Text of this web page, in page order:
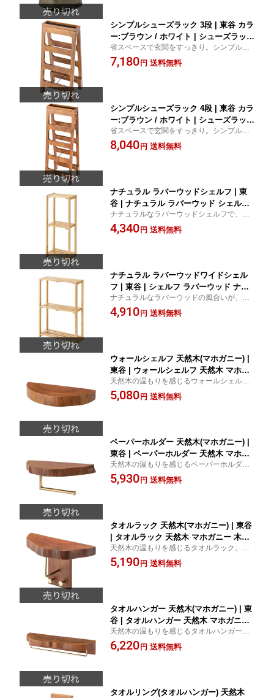
シンプルシューズラック 3段 | 東谷 カラ
ー:ブラウン / ホワイト | シューズラック
3段ラック 玄関収納 木製ラック 省スペ
ース インテリア 整理整頓 靴収納 多機
省スペースで玄関をすっきり。シンプルシ
ューズラック3段で整理整頓。
7,180円 送料無料
シンプルシューズラック 4段 | 東谷 カラ
ー:ブラウン / ホワイト | シューズラック
4段シューズラック 木製シューズラック
玄関収納 省スペース収納 おしゃれ収納
省スペースで玄関をすっきり。シンプルシ
ューズラック4段でおしゃれに収納。
8,040円 送料無料
ナチュラル ラバーウッドシェルフ | 東
谷 | ナチュラル ラバーウッド シェルフ
収納 インテリア 家具 エコフレンドリー
軽量 多機能 シンプルデザイン モダン
ナチュラルなラバーウッドシェルフで、シ
ンプルな美しさをお部屋に。どんなインテ
リアにもマッチします。
4,340円 送料無料
ナチュラル ラバーウッドワイドシェル
フ | 東谷 | シェルフ ラバーウッド ナチ
ュラル 収納 家具 インテリア シンプル
デザイン 組み立て簡単 軽量 多用途 コ
ナチュラルなラバーウッドの風合いが、お
部屋に温かみをプラス。シンプルで美しい
デザイン。
4,910円 送料無料
ウォールシェルフ 天然木(マホガニー) |
東谷 | ウォールシェルフ 天然木 マホガ
ニー インテリア 収納 壁掛け シンプル
デザイン 高級感 おしゃれ 実用的 耐久
天然木の温もりを感じるウォールシェル
フ。シンプルで美しいデザインが魅力で
す。
5,080円 送料無料
ペーパーホルダー 天然木(マホガニー) |
東谷 | ペーパーホルダー 天然木 マホガ
ニー 高級感 インテリア おしゃれ シン
プル デザイン 木目 温もり 使いやすい
天然木の温もりを感じるペーパーホルダ
ー。マホガニーの美しい木目が魅力。
5,930円 送料無料
タオルラック 天然木(マホガニー) | 東谷
| タオルラック 天然木 マホガニー 木製
ラック 壁掛けラック 収納ラック インテ
リア 高級感 シンプルデザイン 実用的
天然木の温もりを感じるタオルラック。マ
ホガニーの美しい木目が魅力です。
5,190円 送料無料
タオルハンガー 天然木(マホガニー) | 東
谷 | タオルハンガー 天然木 マホガニー
木製タオルハンガー 高級感 インテリア
バスルーム キッチン 収納 壁掛け シン
天然木の温もりを感じるタオルハンガー。
マホガニーの美しい木目が魅力です。
6,220円 送料無料
タオルリング(タオルハンガー) 天然木